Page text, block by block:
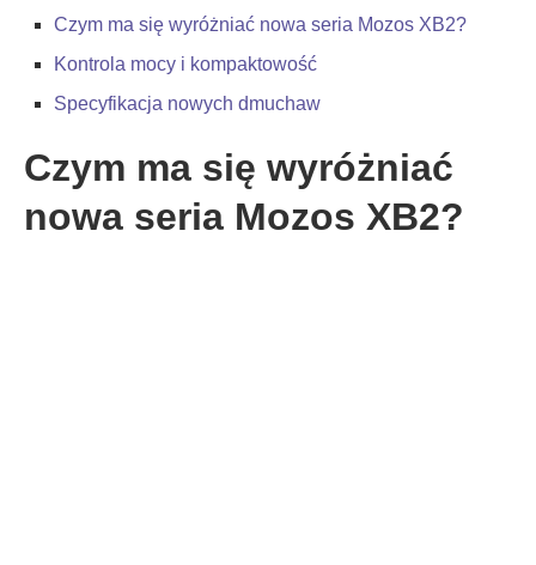
Czym ma się wyróżniać nowa seria Mozos XB2?
Kontrola mocy i kompaktowość
Specyfikacja nowych dmuchaw
Czym ma się wyróżniać
nowa seria Mozos XB2?